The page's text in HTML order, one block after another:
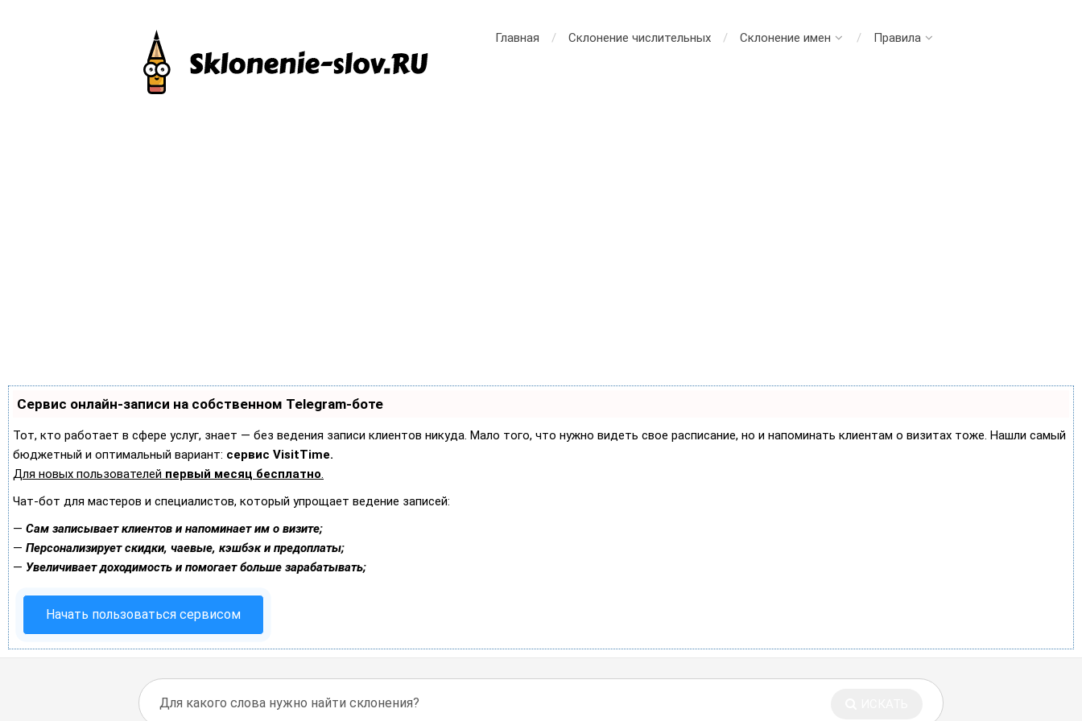
Главная Склонение числительных Склонение имен Правила
Сервис онлайн-записи на собственном Telegram-боте
Тот, кто работает в сфере услуг, знает — без ведения записи клиентов никуда. Мало того, что нужно видеть свое расписание, но и напоминать клиентам о визитах тоже. Нашли самый
бюджетный и оптимальный вариант: сервис VisitTime.
Для новых пользователей первый месяц бесплатно.
Чат-бот для мастеров и специалистов, который упрощает ведение записей:
— Сам записывает клиентов и напоминает им о визите;
— Персонализирует скидки, чаевые, кэшбэк и предоплаты;
— Увеличивает доходимость и помогает больше зарабатывать;
Начать пользоваться сервисом